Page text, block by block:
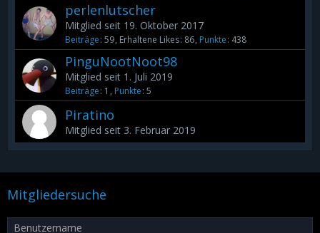
perlenlutscher
Mitglied seit 19. Oktober 2017
Beiträge 59 Erhaltene Likes 86 Punkte 438
PinguNootNoot98
Mitglied seit 1. Juli 2019
Beiträge 1 Punkte 5
Piratino
Mitglied seit 3. Februar 2019
Mitgliedersuche